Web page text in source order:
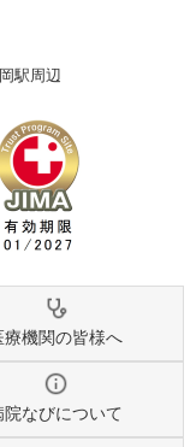
駅周辺
療機関の皆様へ
院なびについて